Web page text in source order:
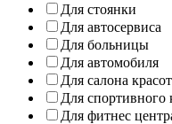
Для стоянки
Для автосервиса
Для больницы
Для автомобиля
Для салона
Для спортивного
Для фитнес